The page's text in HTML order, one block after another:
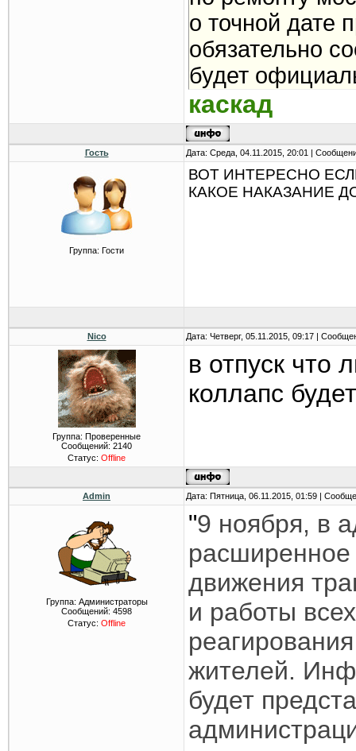
о точной дате
обязательно
будет
каскад
Гость Дата: Среда, 04.11.2015, 20:01 |
Группа: Гости
ВОТ ИНТЕРЕСНО
КАКОЕ НАКАЗАНИЕ
Nico Дата: Четверг, 05.11.2015, 09:17 |
Группа: Проверенные
Сообщений: 2140
Статус: Offline
в отпуск что
коллапс
Admin Дата: Пятница, 06.11.2015, 01:59 |
Группа: Администраторы
Сообщений: 4598
Статус: Offline
"9 ноября, в
движения
и работы
жителей.
будет